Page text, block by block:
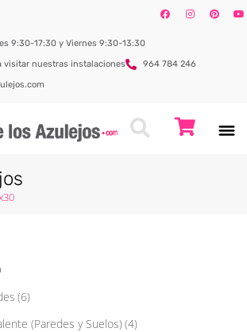
9:30-17:30 y Viernes 9:30-13:30
visitar nuestras instalaciones
964 784 246
(6)
(Paredes y Suelos)(4)